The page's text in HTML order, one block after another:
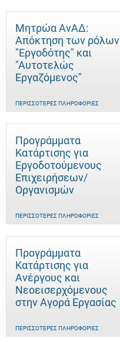
Μητρώα ΑνΑΔ:
Απόκτηση των ρόλων
"Εργοδότης" και
"Αυτοτελώς
Eργαζόμενος"
ΠΕΡΙΣΣΌΤΕΡΕΣ ΠΛΗΡΟΦΟΡΊΕΣ
Προγράμματα
Κατάρτισης για
Εργοδοτούμενους
Επιχειρήσεων/
Οργανισμών
ΠΕΡΙΣΣΌΤΕΡΕΣ ΠΛΗΡΟΦΟΡΊΕΣ
Προγράμματα
Κατάρτισης για
Ανέργους και
Νεοεισερχόμενους
στην Αγορά Εργασίας
ΠΕΡΙΣΣΌΤΕΡΕΣ ΠΛΗΡΟΦΟΡΊΕΣ